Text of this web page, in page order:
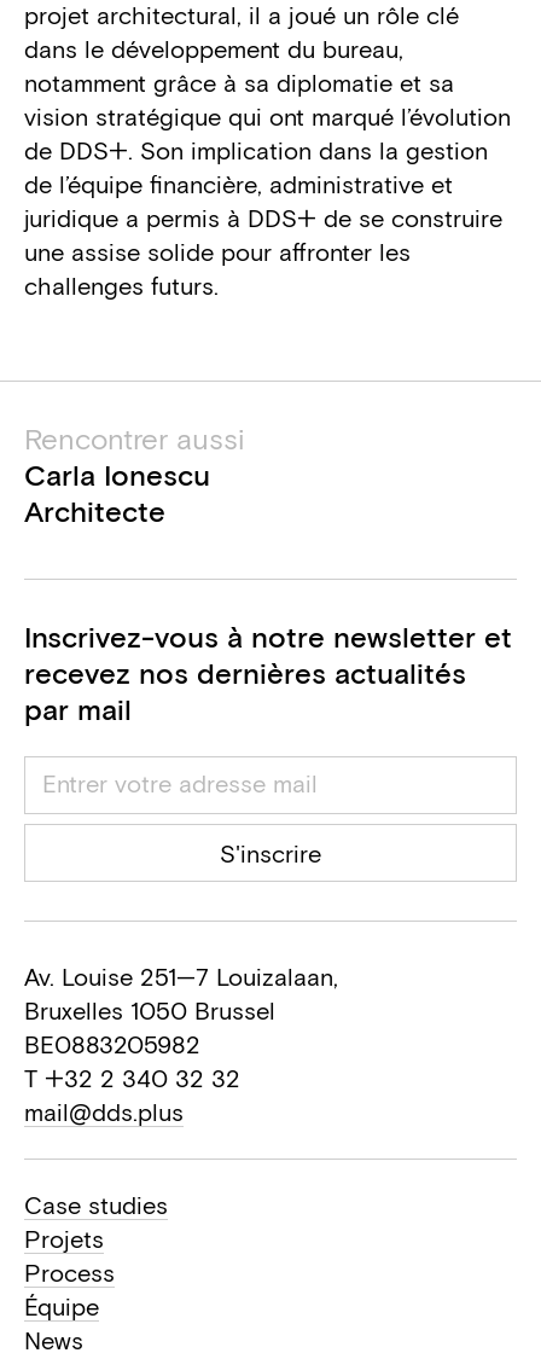
projet architectural, il a joué un rôle clé
dans le développement du bureau,
notamment grâce à sa diplomatie et sa
vision stratégique qui ont marqué l’évolution
de DDS+. Son implication dans la gestion
de l’équipe financière, administrative et
juridique a permis à DDS+ de se construire
une assise solide pour affronter les
challenges futurs.
Rencontrer aussi
Carla Ionescu
Architecte
Inscrivez-vous à notre newsletter et
recevez nos dernières actualités
par mail
S'inscrire
Av. Louise 251—7 Louizalaan,
Bruxelles 1050 Brussel
BE0883205982
T +32 2 340 32 32
mail@dds.plus
Case studies
Projets
Process
Équipe
News